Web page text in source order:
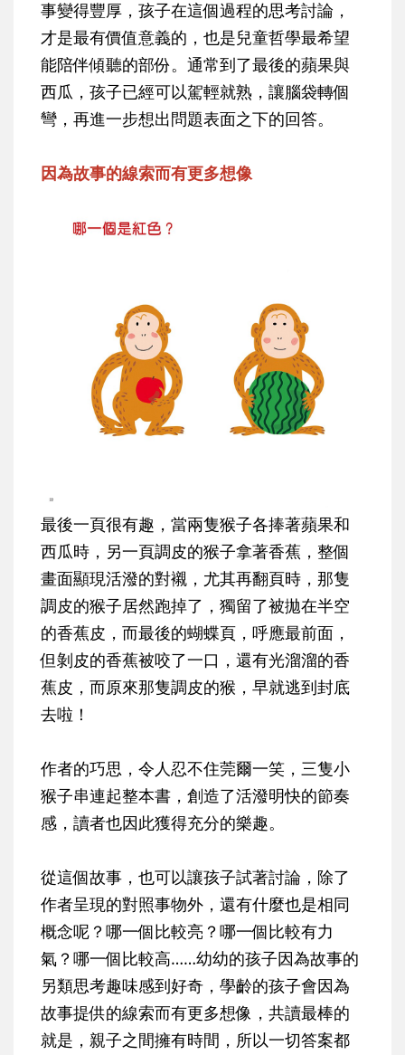
事變得豐厚，孩子在這個過程的思考討論，
才是最有價值意義的，也是兒童哲學最希望
能陪伴傾聽的部份。通常到了最後的蘋果與
西瓜，孩子已經可以駕輕就熟，讓腦袋轉個
彎，再進一步想出問題表面之下的回答。
因為故事的線索而有更多想像
最後一頁很有趣，當兩隻猴子各捧著蘋果和
西瓜時，另一頁調皮的猴子拿著香蕉，整個
畫面顯現活潑的對襯，尤其再翻頁時，那隻
調皮的猴子居然跑掉了，獨留了被拋在半空
的香蕉皮，而最後的蝴蝶頁，呼應最前面，
但剝皮的香蕉被咬了一口，還有光溜溜的香
蕉皮，而原來那隻調皮的猴，早就逃到封底
去啦！
作者的巧思，令人忍不住莞爾一笑，三隻小
猴子串連起整本書，創造了活潑明快的節奏
感，讀者也因此獲得充分的樂趣。
從這個故事，也可以讓孩子試著討論，除了
作者呈現的對照事物外，還有什麼也是相同
概念呢？哪一個比較亮？哪一個比較有力
氣？哪一個比較高……幼幼的孩子因為故事的
另類思考趣味感到好奇，學齡的孩子會因為
故事提供的線索而有更多想像，共讀最棒的
就是，親子之間擁有時間，所以一切答案都